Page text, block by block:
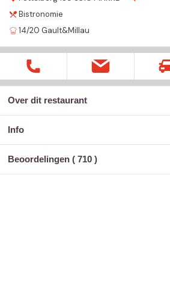
Bistronomie
14/20 Gault&Millau
Over dit restaurant
Info
Beoordelingen ( 710 )